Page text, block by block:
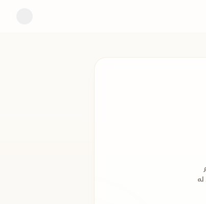
عشر من أغسطس من عام 1922م